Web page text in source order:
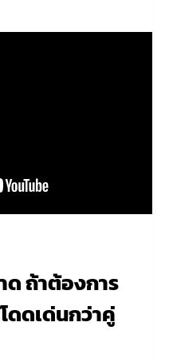
ถ้าต้องการ
ดดเด่นกว่าคู่